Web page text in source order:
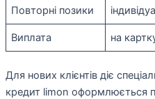
Повторні позики
Виплата на
Для нових клієнтів діє
кредит limon оформлюється